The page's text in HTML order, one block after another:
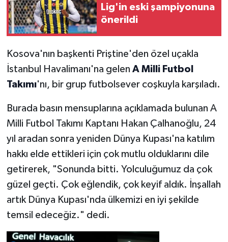
Lig'in eski şampiyonuna
önerildi
Kosova'nın başkenti Priştine'den özel uçakla
İstanbul Havalimanı'na gelen A Milli Futbol
Takımı'nı, bir grup futbolsever coşkuyla karşıladı.
Burada basın mensuplarına açıklamada bulunan A
Milli Futbol Takımı Kaptanı Hakan Çalhanoğlu, 24
yıl aradan sonra yeniden Dünya Kupası'na katılım
hakkı elde ettikleri için çok mutlu olduklarını dile
getirerek, "Sonunda bitti. Yolculuğumuz da çok
güzel geçti. Çok eğlendik, çok keyif aldık. İnşallah
artık Dünya Kupası'nda ülkemizi en iyi şekilde
temsil edeceğiz." dedi.